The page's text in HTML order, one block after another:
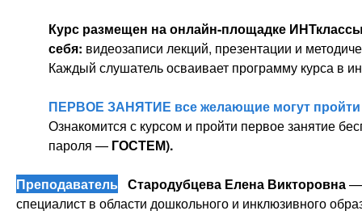
Курс размещен на онлайн-площадке
себя: видеозаписи лекций, презентации и
Каждый слушатель осваивает программу курса в
ПЕРВОЕ ЗАНЯТИЕ все желающие могут
Ознакомится с курсом и пройти первое занятие
пароля — ГОСТЕМ).
Преподаватель Стародубцева Елена Викторовна—
специалист в области дошкольного и инклюзивного